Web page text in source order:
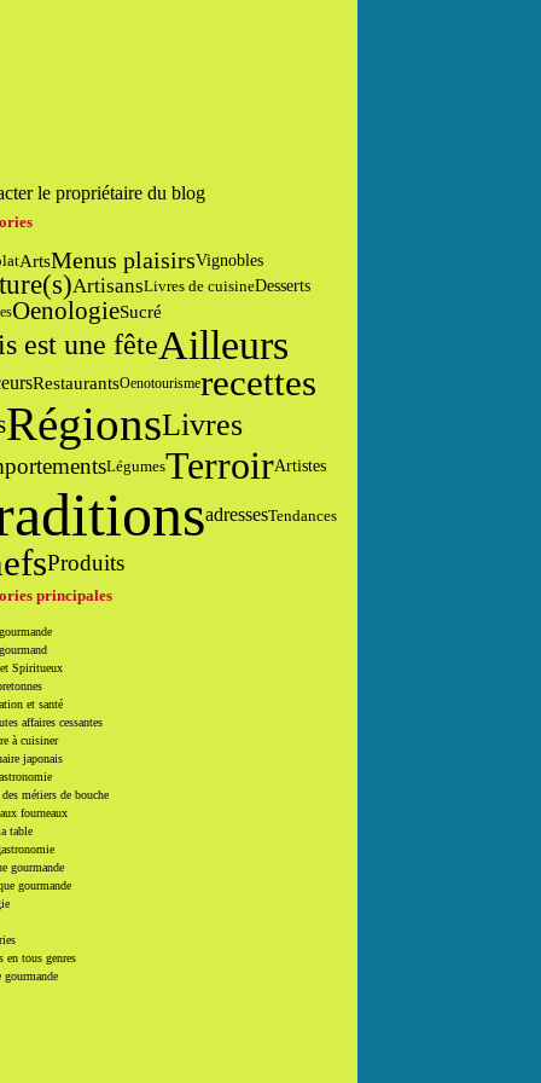
le propriétaire du blog
ArtsMenus plaisirsVignobles
ArtisansLivres de cuisineDesserts
OenologieSucré
est une fêteAilleurs
RestaurantsOenotourismerecettes
RégionsLivres
LégumesTerroirArtistes
adressesTendances
Produits
principales
Spiritueux
et santé
affaires cessantes
à cuisiner
japonais
métiers de bouche
fourneaux
table
gourmande
gourmande
en tous genres
gourmande